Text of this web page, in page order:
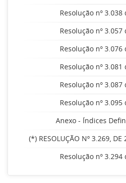
Resolução nº
Resolução nº
Resolução nº
Resolução nº
Resolução nº
Resolução nº
Anexo - Índices
(*) RESOLUÇÃO Nº 3.269, DE
Resolução nº